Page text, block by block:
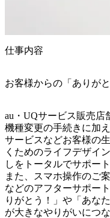
仕事内容
お客様からの「ありが
au・UQサービス販売店
機種変更の手続きに加
サービスなどお客様の
くためのライフデザイ
しをトータルでサポー
また、スマホ操作のご
などのアフターサポー
りがとう！」や「あな
が大きなやりがいにつ